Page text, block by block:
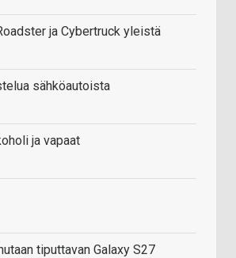
ja Cybertruck yleistä
sähköautoista
ja vapaat
tiputtavan Galaxy S27